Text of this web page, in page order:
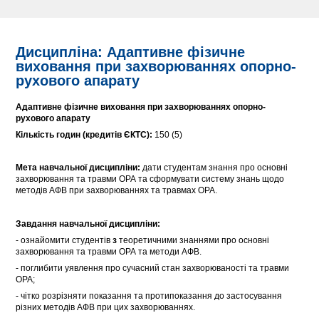
Дисципліна: Адаптивне фізичне
виховання при захворюваннях опорно-
рухового апарату
Адаптивне фізичне виховання при захворюваннях опорно-
рухового апарату
Кількість годин (кредитів ЄКТС): 150 (5)
Мета навчальної дисципліни: дати студентам знання про основні
захворювання та травми ОРА та сформувати систему знань щодо
методів АФВ при захворюваннях та травмах ОРА.
Завдання навчальної дисципліни:
- ознайомити студентів з теоретичними знаннями про основні
захворювання та травми ОРА та методи АФВ.
- поглибити уявлення про сучасний стан захворюваності та травми
ОРА;
- чітко розрізняти показання та протипоказання до застосування
різних методів АФВ при цих захворюваннях.